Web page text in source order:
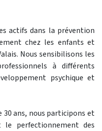
actifs dans la prévention
chez les enfants et
Nous sensibilisons les
à différents
psychique et
30 ans, nous participons et
perfectionnement des